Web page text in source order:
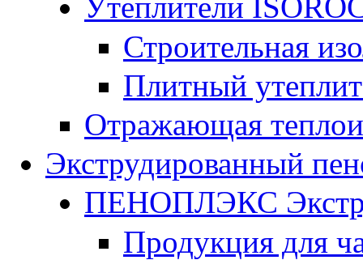
Утеплители
Строительная
Плитный
Отражающая
Экструдированный
ПЕНОПЛЭКС
Продукция для